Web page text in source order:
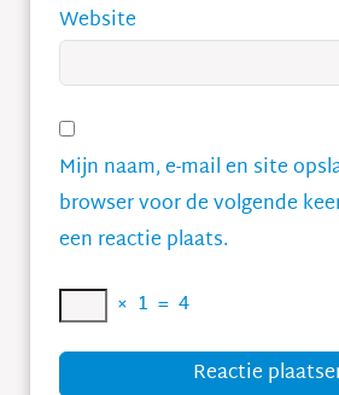
Website
Mijn naam, e-mail en site
browser voor de volgende
een reactie plaats.
× 1 = 4
Reactie